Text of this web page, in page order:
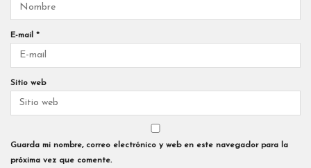
E-mail *
Sitio web
Guarda mi nombre, correo electrónico y web en este navegador para la
próxima vez que comente.